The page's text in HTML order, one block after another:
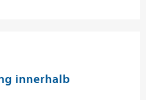
innerhalb